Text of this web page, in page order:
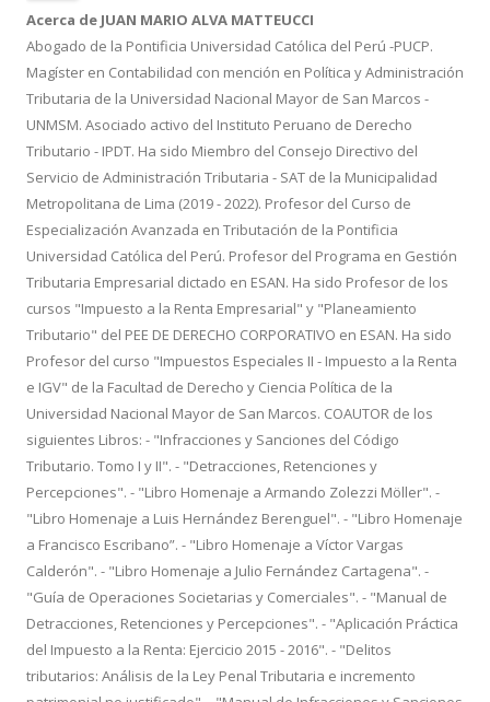
Acerca de JUAN MARIO ALVA MATTEUCCI
Abogado de la Pontificia Universidad Católica del Perú -PUCP.
Magíster en Contabilidad con mención en Política y Administración
Tributaria de la Universidad Nacional Mayor de San Marcos -
UNMSM. Asociado activo del Instituto Peruano de Derecho
Tributario - IPDT. Ha sido Miembro del Consejo Directivo del
Servicio de Administración Tributaria - SAT de la Municipalidad
Metropolitana de Lima (2019 - 2022). Profesor del Curso de
Especialización Avanzada en Tributación de la Pontificia
Universidad Católica del Perú. Profesor del Programa en Gestión
Tributaria Empresarial dictado en ESAN. Ha sido Profesor de los
cursos "Impuesto a la Renta Empresarial" y "Planeamiento
Tributario" del PEE DE DERECHO CORPORATIVO en ESAN. Ha sido
Profesor del curso "Impuestos Especiales II - Impuesto a la Renta
e IGV" de la Facultad de Derecho y Ciencia Política de la
Universidad Nacional Mayor de San Marcos. COAUTOR de los
siguientes Libros: - "Infracciones y Sanciones del Código
Tributario. Tomo I y II". - "Detracciones, Retenciones y
Percepciones". - "Libro Homenaje a Armando Zolezzi Möller". -
"Libro Homenaje a Luis Hernández Berenguel". - "Libro Homenaje
a Francisco Escribano”. - "Libro Homenaje a Víctor Vargas
Calderón". - "Libro Homenaje a Julio Fernández Cartagena". -
"Guía de Operaciones Societarias y Comerciales". - "Manual de
Detracciones, Retenciones y Percepciones". - "Aplicación Práctica
del Impuesto a la Renta: Ejercicio 2015 - 2016". - "Delitos
tributarios: Análisis de la Ley Penal Tributaria e incremento